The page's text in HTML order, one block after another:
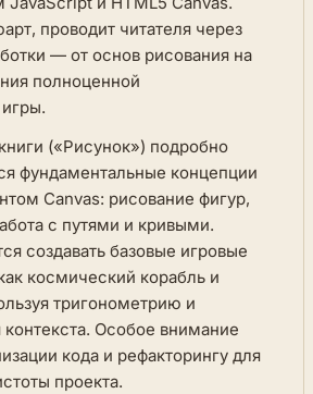
проводит читателя через
— от основ рисования на
полноценной
(«Рисунок») подробно
фундаментальные концепции
Canvas: рисование фигур,
с путями и кривыми.
создавать базовые игровые
космический корабль и
тригонометрию и
контекста. Особое внимание
кода и рефакторингу для
проекта.